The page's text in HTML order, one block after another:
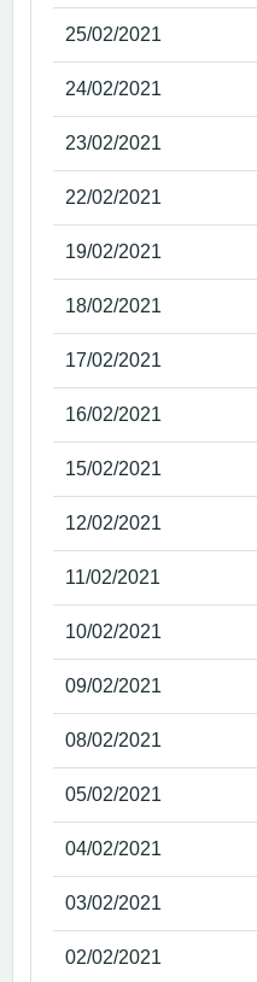
25/02/2021
24/02/2021
23/02/2021
22/02/2021
19/02/2021
18/02/2021
17/02/2021
16/02/2021
15/02/2021
12/02/2021
11/02/2021
10/02/2021
09/02/2021
08/02/2021
05/02/2021
04/02/2021
03/02/2021
02/02/2021